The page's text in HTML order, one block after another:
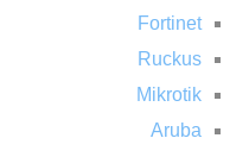
Fortinet
Ruckus
Mikrotik
Aruba